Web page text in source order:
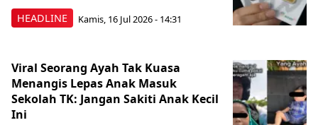
HEADLINE Kamis, 16 Jul 2026 - 14:31
Viral Seorang Ayah Tak Kuasa
Menangis Lepas Anak Masuk
Sekolah TK: Jangan Sakiti Anak Kecil
Ini